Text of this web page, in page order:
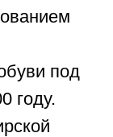
под
году.